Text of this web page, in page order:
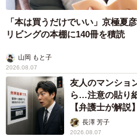
「本は買うだけでいい」京極夏
リビングの本棚に140冊を積読
山岡 もと子
2026.08.07
友人のマンショ
ら…注意の貼り
【弁護士が解説】
長澤 芳子
2026.08.07